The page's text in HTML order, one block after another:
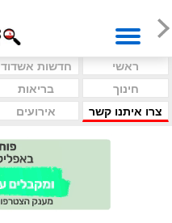
ראשי חדשות אשדוד
חינוך
בריאות
צרו איתנו קשר
אירועים